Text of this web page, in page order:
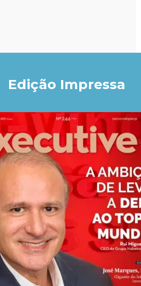
Edição Impressa